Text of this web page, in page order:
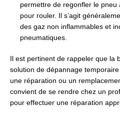
permettre de regonfler le
pour rouler. Il s’agit
des gaz non inflammables et
pneumatiques.
Il est pertinent de rappeler que la
solution de dépannage
une réparation ou un
convient de se rendre chez un
pour effectuer une réparation